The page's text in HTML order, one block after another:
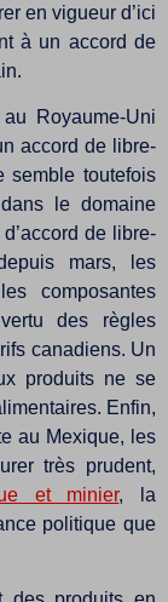
en vigueur d’ici
à un accord de
au Royaume-Uni
accord de libre-
semble toutefois
le domaine
de libre-
mars, les
composantes
des règles
canadiens. Un
produits ne se
Enfin,
au Mexique, les
très prudent,
et minier, la
politique que